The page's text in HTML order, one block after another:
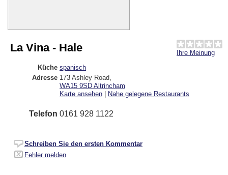
Ihre Meinung
La Vina - Hale
Küche spanisch
Adresse 173 Ashley Road
WA15 9SD Altrincham
Karte ansehen | Nahe gelegene Restaurants
Telefon 0161 928 1122
Schreiben Sie den ersten Kommentar
Fehler melden